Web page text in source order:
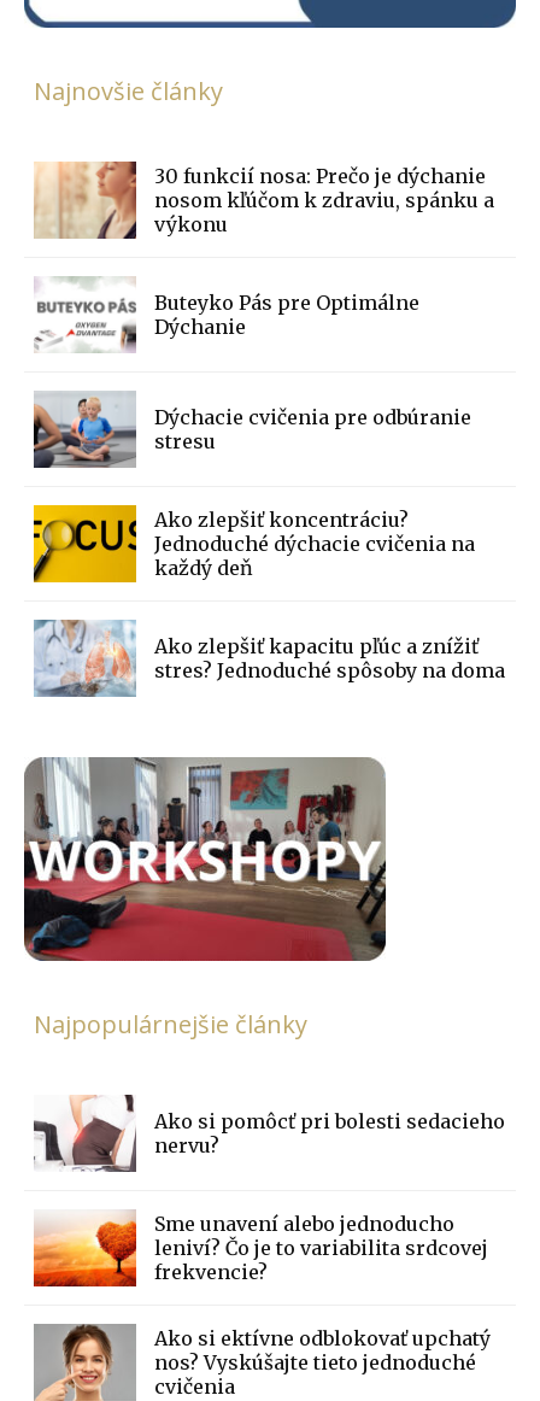
Najnovšie články
30 funkcií nosa: Prečo je dýchanie
nosom kľúčom k zdraviu, spánku a
výkonu
Buteyko Pás pre Optimálne
Dýchanie
Dýchacie cvičenia pre odbúranie
stresu
Ako zlepšiť koncentráciu?
Jednoduché dýchacie cvičenia na
každý deň
Ako zlepšiť kapacitu pľúc a znížiť
stres? Jednoduché spôsoby na doma
Najpopulárnejšie články
Ako si pomôcť pri bolesti sedacieho
nervu?
Sme unavení alebo jednoducho
leniví? Čo je to variabilita srdcovej
frekvencie?
Ako si ektívne odblokovať upchatý
nos? Vyskúšajte tieto jednoduché
cvičenia